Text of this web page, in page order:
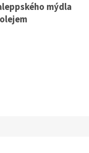
mýdla